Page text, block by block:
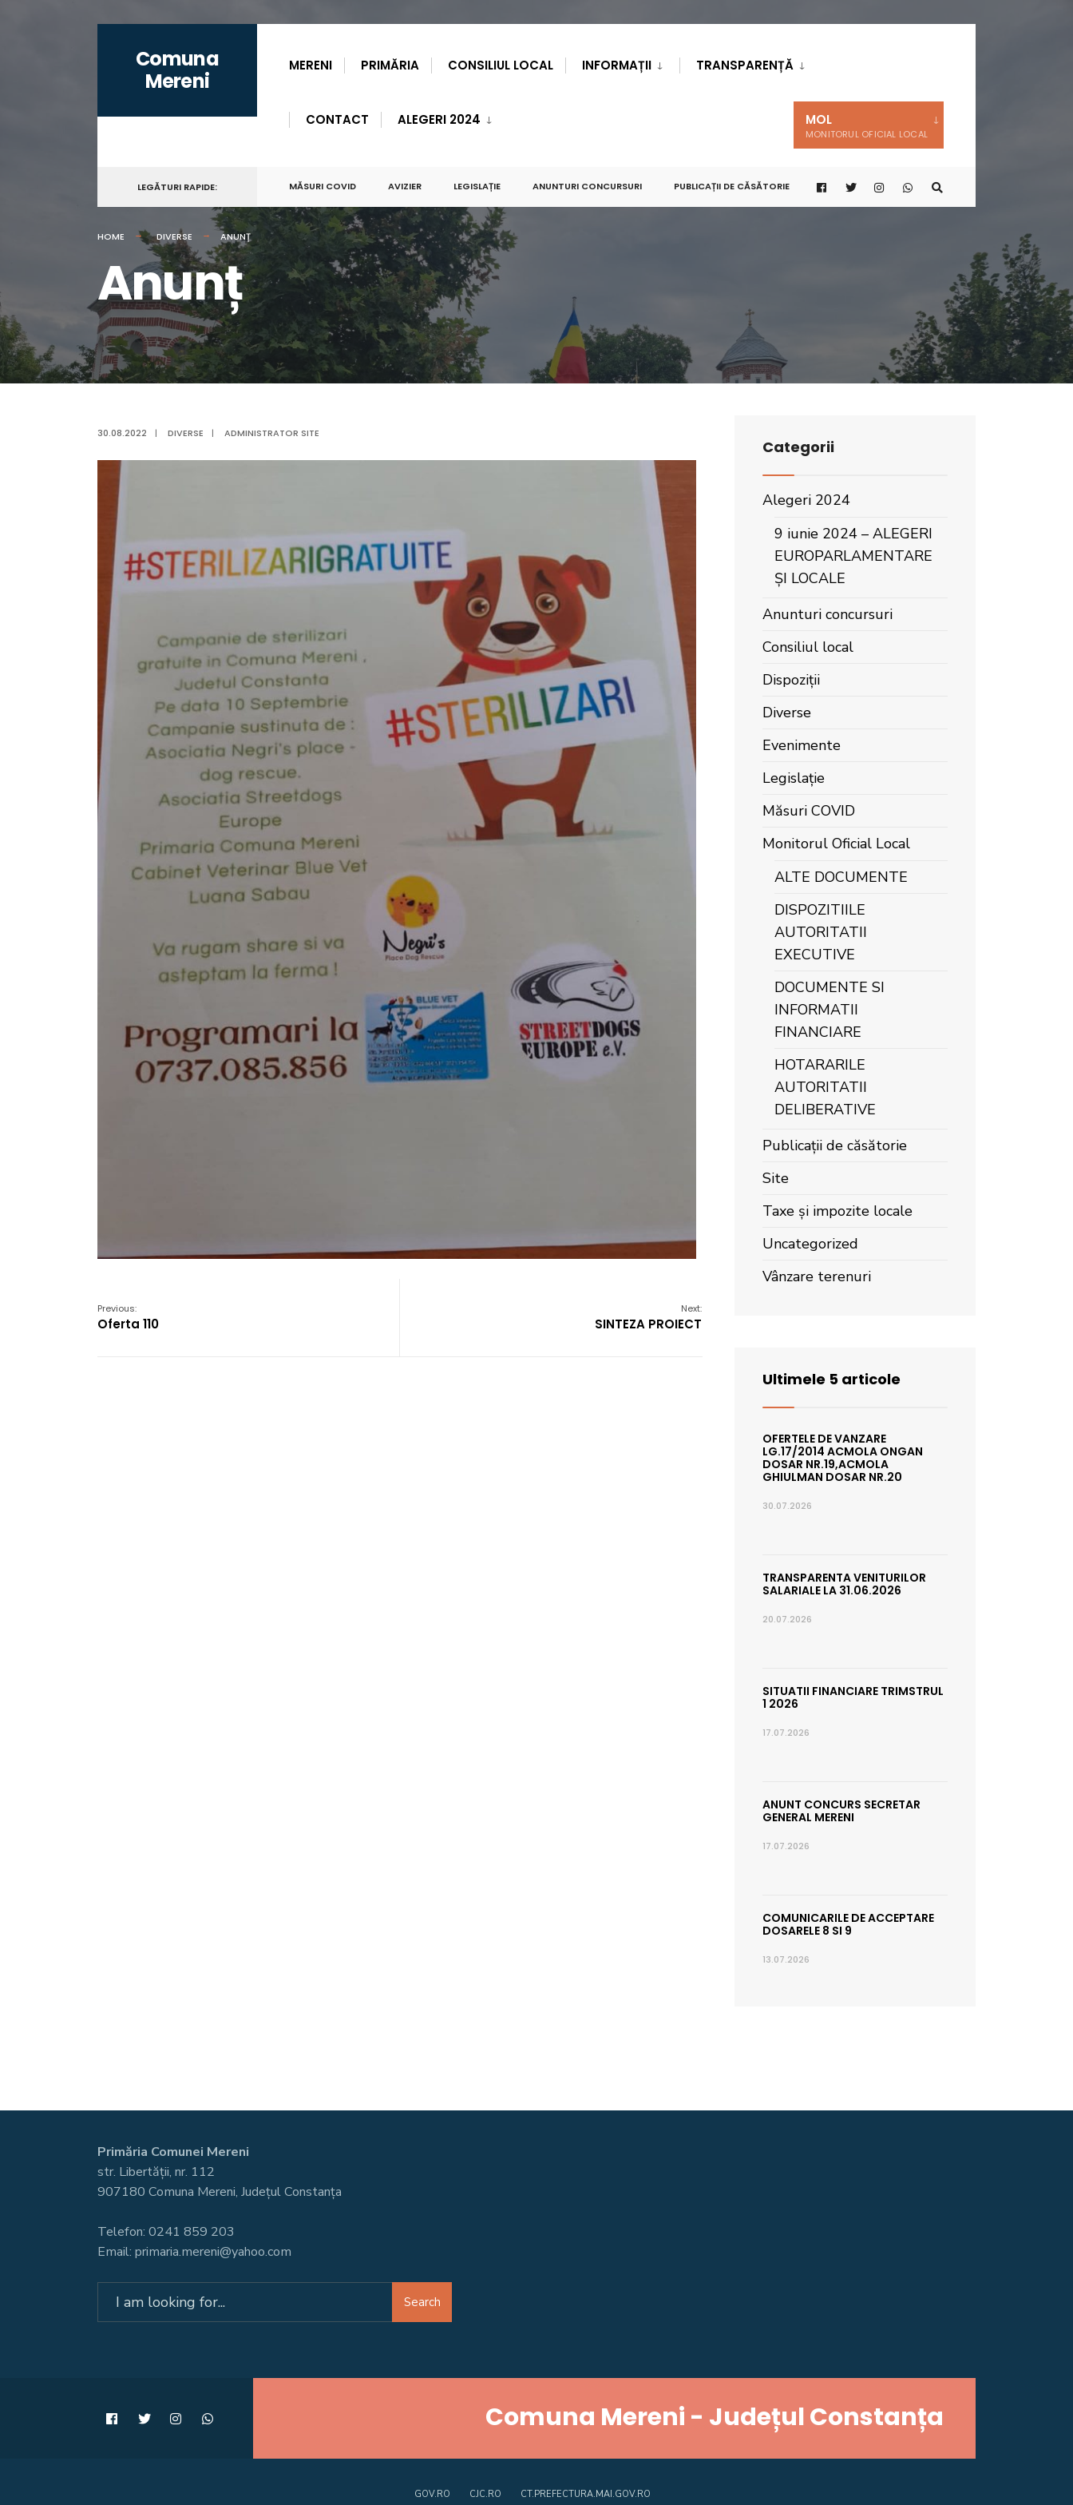
content
Comuna
Mereni
MERENI PRIMĂRIA CONSILIUL LOCAL INFORMAȚII TRANSPARENȚĂ
MOL
MONITORUL OFICIAL LOCAL
CONTACT ALEGERI 2024
LEGĂTURI RAPIDE: MĂSURI COVID AVIZIER LEGISLAȚIE ANUNTURI CONCURSURI PUBLICAȚII DE CĂSĂTORIE
HOME DIVERSE ANUNȚ
Anunț
30.08.2022 | DIVERSE | ADMINISTRATOR SITE
Previous:
Oferta 110
Next:
SINTEZA PROIECT
Categorii
Alegeri 2024
9 iunie 2024 – ALEGERI
EUROPARLAMENTARE
ȘI LOCALE
Anunturi concursuri
Consiliul local
Dispoziții
Diverse
Evenimente
Legislație
Măsuri COVID
Monitorul Oficial Local
ALTE DOCUMENTE
DISPOZITIILE
AUTORITATII
EXECUTIVE
DOCUMENTE SI
INFORMATII
FINANCIARE
HOTARARILE
AUTORITATII
DELIBERATIVE
Publicații de căsătorie
Site
Taxe și impozite locale
Uncategorized
Vânzare terenuri
Ultimele 5 articole
OFERTELE DE VANZARE
LG.17/2014 ACMOLA ONGAN
DOSAR NR.19,ACMOLA
GHIULMAN DOSAR NR.20
30.07.2026
TRANSPARENTA VENITURILOR
SALARIALE LA 31.06.2026
20.07.2026
SITUATII FINANCIARE TRIMSTRUL
1 2026
17.07.2026
ANUNT CONCURS SECRETAR
GENERAL MERENI
17.07.2026
COMUNICARILE DE ACCEPTARE
DOSARELE 8 SI 9
13.07.2026
Primăria Comunei Mereni
str. Libertății, nr. 112
907180 Comuna Mereni, Județul Constanța
Telefon: 0241 859 203
Email: primaria.mereni@yahoo.com
Search
Comuna Mereni - Județul Constanța
GOV.RO CJC.RO CT.PREFECTURA.MAI.GOV.RO